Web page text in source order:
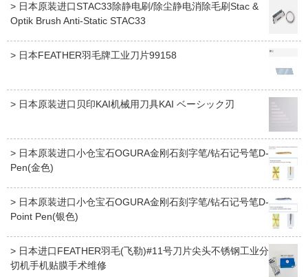
> 日本原装进口STAC33除静电刷/除尘静电消除毛刷Stac &
Optik Brush Anti-Static STAC33
> 日本FEATHER羽毛牌工业刀片99158
> 日本原装进口贝印KAI机械用刀具KAI ベーシック刃
> 日本原装进口小仓宝石OGURA金刚石刻字笔/钻石记号笔D-
Pen(金色)
> 日本原装进口小仓宝石OGURA金刚石刻字笔/钻石记号笔D-
Point Pen(银色)
> 日本进口FEATHER羽毛(飞勒)#11号刀片尖头不锈钢工业分
切机手机贴膜手术维修